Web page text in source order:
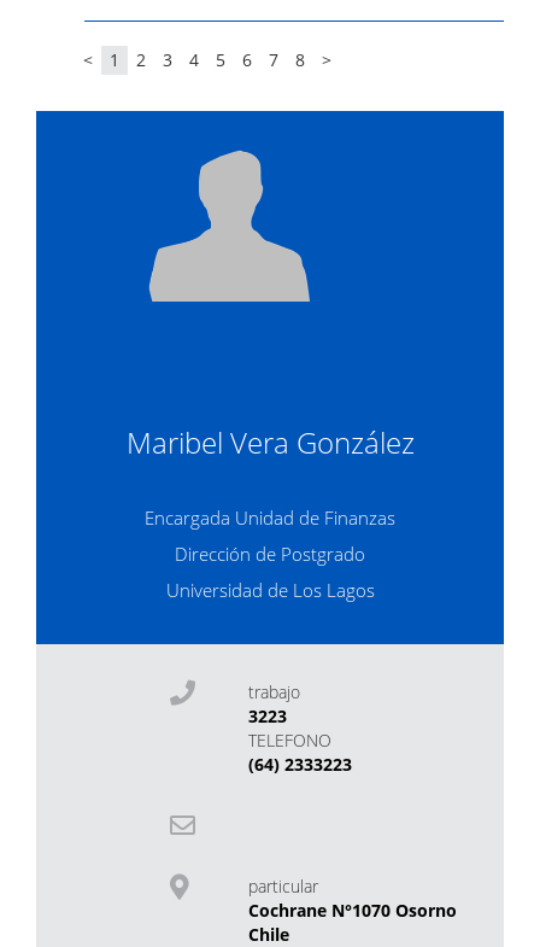
< 1 2 3 4 5 6 7 8 >
Maribel Vera González
Encargada Unidad de Finanzas
Dirección de Postgrado
Universidad de Los Lagos
trabajo
3223
TELEFONO
(64) 2333223
particular
Cochrane N°1070 Osorno
Chile